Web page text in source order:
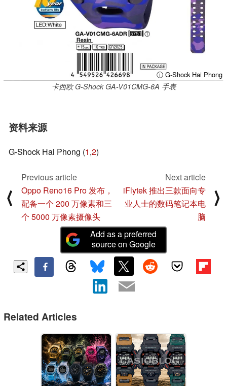
ⓘ G-Shock Hai Phong
卡西欧 G-Shock GA-V01CMG-6A 手表
资料来源
G-Shock Hai Phong (1,2)
⟨
Previous article
Oppo Reno16 Pro 发布，
配备一个 200 万像素和三
个 5000 万像素摄像头
Next article
iFlytek 推出三款面向专
业人士的数码笔记本电
脑
⟩
Add as a preferred
source on Google
Related Articles